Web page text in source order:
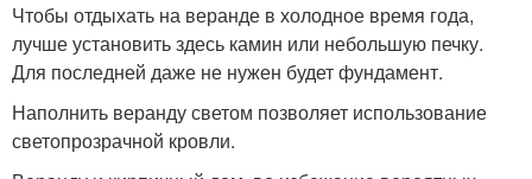
Чтобы отдыхать на веранде в холодное время года,
лучше установить здесь камин или небольшую печку.
Для последней даже не нужен будет фундамент.
Наполнить веранду светом позволяет использование
светопрозрачной кровли.